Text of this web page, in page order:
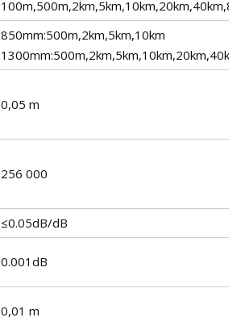
850mm:500m,2km,5km,10km
0,05 m
256 000
≤0.05dB/dB
0.001dB
0,01 m